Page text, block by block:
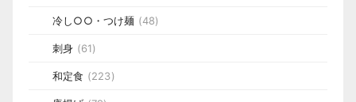
冷し○○・つけ麺 (48)
刺身 (61)
和定食 (223)